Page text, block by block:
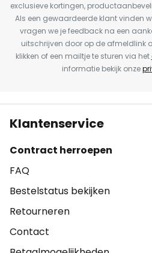
exclusieve kortingen,
Als een gewaardeerde klant vinden
vragen we je feedback na een
uitschrijven door op de afmeldlink
klikken of een mailtje te sturen via het
informatie bekijk onze
Klantenservice
Contract herroepen
FAQ
Bestelstatus bekijken
Retourneren
Contact